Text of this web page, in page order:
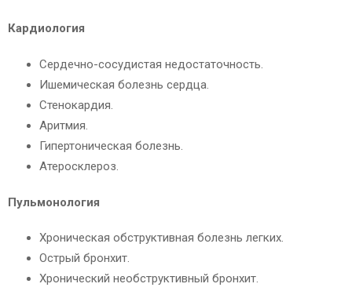
Кардиология
Сердечно-сосудистая недостаточность.
Ишемическая болезнь сердца.
Стенокардия.
Аритмия.
Гипертоническая болезнь.
Атеросклероз.
Пульмонология
Хроническая обструктивная болезнь легких.
Острый бронхит.
Хронический необструктивный бронхит.